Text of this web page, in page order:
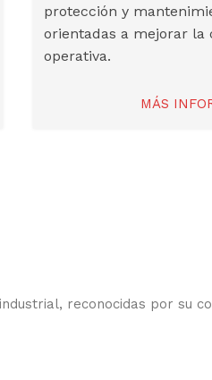
protección y
orientadas a mejorar la
operativa.
MÁS
reconocidas por su